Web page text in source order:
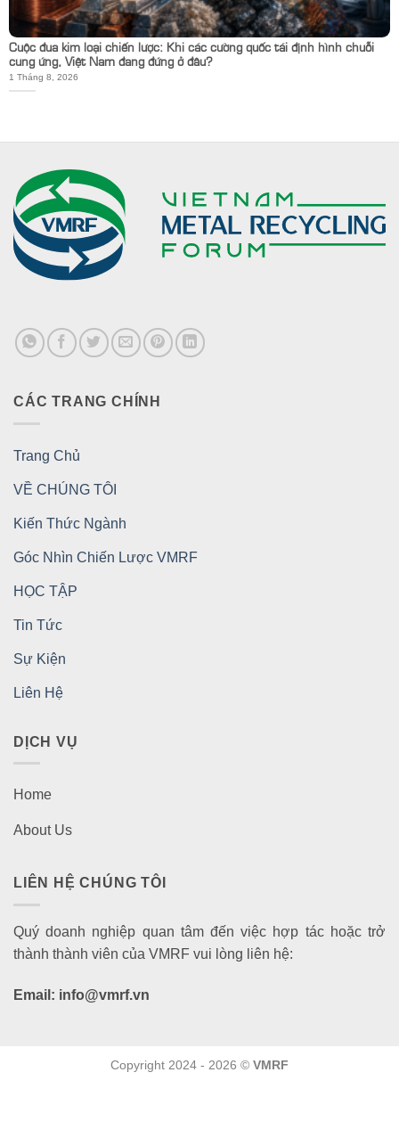
Cuộc đua kim loại chiến lược: Khi các cường quốc tái định hình chuỗi
cung ứng, Việt Nam đang đứng ở đâu?
1 Tháng 8, 2026
CÁC TRANG CHÍNH
Trang Chủ
VỀ CHÚNG TÔI
Kiến Thức Ngành
Góc Nhìn Chiến Lược VMRF
HỌC TẬP
Tin Tức
Sự Kiện
Liên Hệ
DỊCH VỤ
Home
About Us
LIÊN HỆ CHÚNG TÔI
Quý doanh nghiệp quan tâm đến việc hợp tác hoặc trở
thành thành viên của VMRF vui lòng liên hệ:
Email: info@vmrf.vn
Copyright 2024 - 2026 © VMRF